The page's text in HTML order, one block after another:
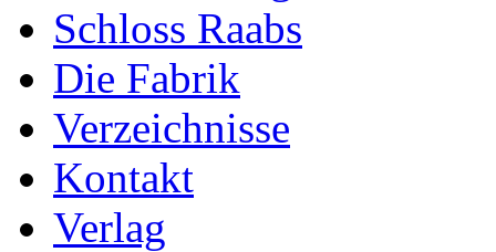
Schloss Raabs
Die Fabrik
Verzeichnisse
Kontakt
Verlag